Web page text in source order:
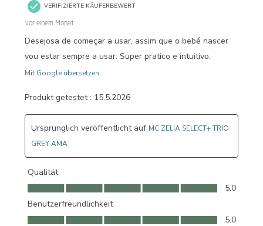
VERIFIZIERTE KÄUFERBEWERT
vor einem Monat
Desejosa de começar a usar, assim que o bebé nascer
vou estar sempre a usar. Super pratico e intuitivo.
Mit Google übersetzen
Produkt getestet : 15.5.2026
Ursprünglich veröffentlicht auf MC ZELIA SELECT+ TRIO
GREY AMA
Qualität
Qualität, 5.0 von 5
5.0
Benutzerfreundlichkeit
Benutzerfreundlichkeit, 5.0 von 5
5.0